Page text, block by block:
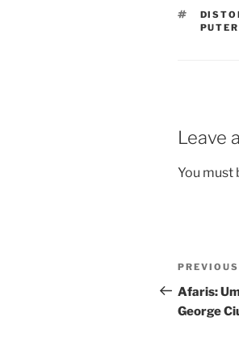
TAGS
Leave
You must
Post
Previous
Post
PREVIOUS
Afaris:
George